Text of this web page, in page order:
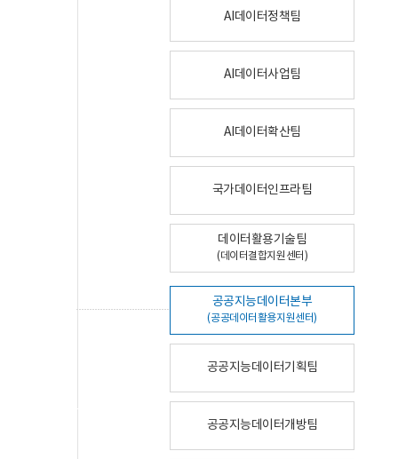
AI데이터정책팀
AI데이터사업팀
AI데이터확산팀
국가데이터인프라팀
데이터활용기술팀
(데이터결합지원센터)
공공지능데이터본부
(공공데이터활용지원센터)
공공지능데이터기획팀
공공지능데이터개방팀